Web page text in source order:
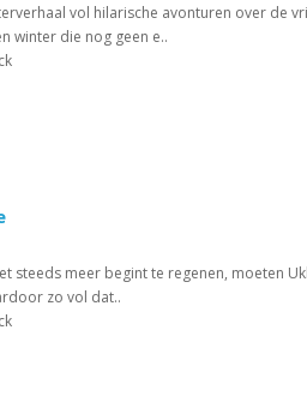
vol hilarische avonturen over de
winter die nog geen e..
steeds meer begint te regenen, moeten
zo vol dat..